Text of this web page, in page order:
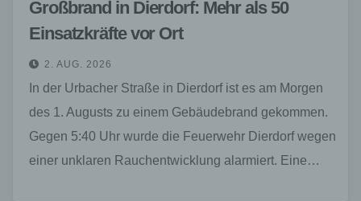
Großbrand in Dierdorf: Mehr als 50
Einsatzkräfte vor Ort
2. AUG. 2026
In der Urbacher Straße in Dierdorf ist es am Morgen
des 1. Augusts zu einem Gebäudebrand gekommen.
Gegen 5:40 Uhr wurde die Feuerwehr Dierdorf wegen
einer unklaren Rauchentwicklung alarmiert. Eine…